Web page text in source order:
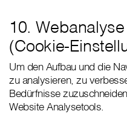
10.
(Cookie-
Um den Aufbau und die
zu analysieren, zu
Bedürfnisse
Website Analysetools.